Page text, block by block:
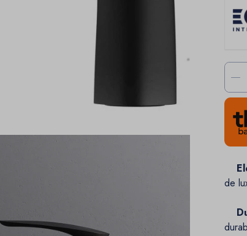
-
de